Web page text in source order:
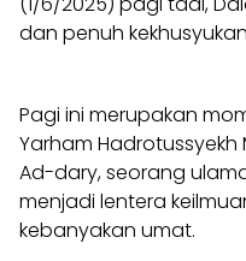
dan penuh
Pagi ini merupakan
Yarham
Ad-dary, seorang
menjadi lentera
kebanyakan umat.